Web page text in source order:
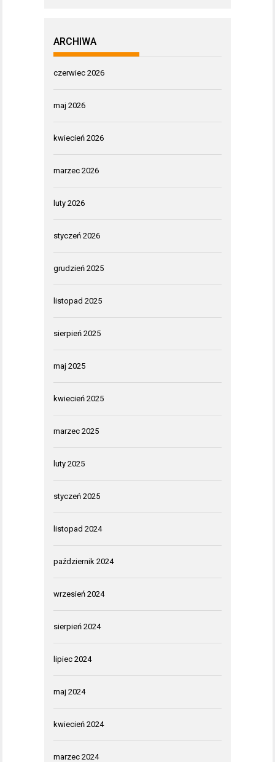
ARCHIWA
czerwiec 2026
maj 2026
kwiecień 2026
marzec 2026
luty 2026
styczeń 2026
grudzień 2025
listopad 2025
sierpień 2025
maj 2025
kwiecień 2025
marzec 2025
luty 2025
styczeń 2025
listopad 2024
październik 2024
wrzesień 2024
sierpień 2024
lipiec 2024
maj 2024
kwiecień 2024
marzec 2024